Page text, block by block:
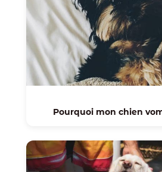
Pourquoi mon chien